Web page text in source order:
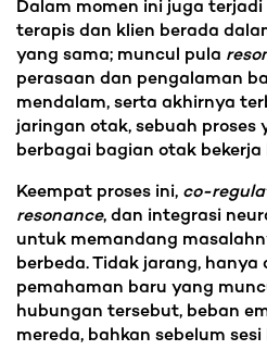
Dalam momen ini juga terjadi
terapis dan klien berada
yang sama; muncul pula
perasaan dan pengalaman
mendalam, serta akhirnya
jaringan otak, sebuah proses
berbagai bagian otak bekerja
Keempat proses ini, co-
resonance, dan integrasi
untuk memandang
berbeda. Tidak jarang,
pemahaman baru yang
hubungan tersebut, beban
mereda, bahkan sebelum